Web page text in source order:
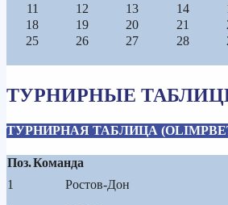
11
12 13 14
18
19 20 21
25
26 27 28
ТУРНИРНЫЕ
ТУРНИРНАЯ ТАБЛИЦА
Поз.Команда
1
Ростов-Дон